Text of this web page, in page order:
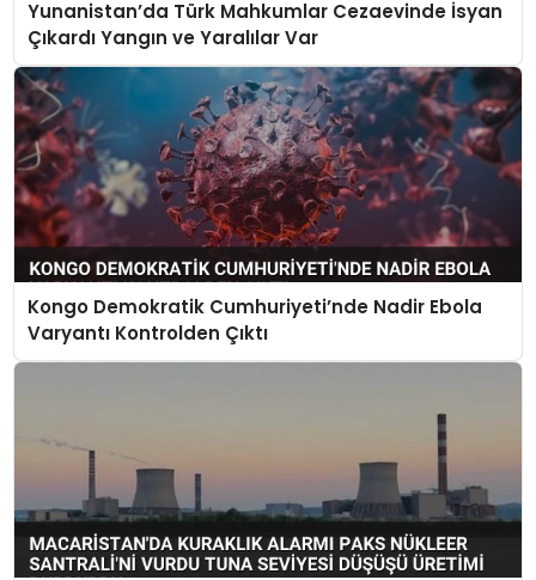
Yunanistan’da Türk Mahkumlar Cezaevinde İsyan
Çıkardı Yangın ve Yaralılar Var
Kongo Demokratik Cumhuriyeti’nde Nadir Ebola
Varyantı Kontrolden Çıktı